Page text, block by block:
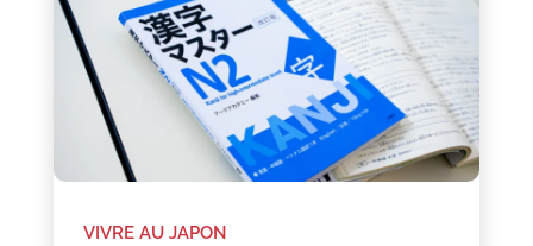
VIVRE AU JAPON